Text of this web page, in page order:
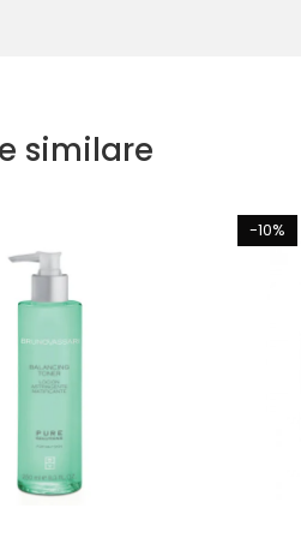
similare
-10%